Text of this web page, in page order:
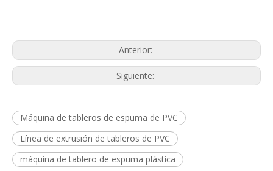
Anterior:
Siguiente:
Máquina de tableros de espuma de PVC
Línea de extrusión de tableros de PVC
máquina de tablero de espuma plástica